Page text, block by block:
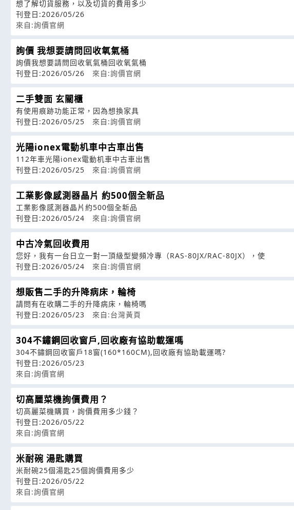
想了解切貨服務，以及切貨的費用多少
刊登日:2026/05/26
來自:詢價官網
詢價 我想要請問回收氧氣桶
詢價我想要請問回收氧氣桶回收氧氣桶
刊登日:2026/05/26
來自:詢價官網
二手雙面 玄關櫃
有使用痕跡功能正常，因為想換家具
刊登日:2026/05/25
來自:詢價官網
光陽ionex電動机車中古車出售
112年車光陽ionex電動机車中古車出售
刊登日:2026/05/25
來自:詢價官網
工業影像感測器晶片 約500個全新品
工業影像感測器晶片約500個全新品
刊登日:2026/05/24
來自:詢價官網
中古冷氣回收費用
您好，我有一台日立一對一頂級型變頻冷專（RAS-80JX/RAC-80JX），使
刊登日:2026/05/24
來自:詢價官網
想販售二手的升降病床，輪椅
請問有在收購二手的升降病床，輪椅嗎
刊登日:2026/05/23
來自:台灣黃頁
304不鏽鋼回收窗戶,回收廠有協助載運嗎
304不鏽鋼回收窗戶18窗(160*160CM),回收廠有協助載運嗎?
刊登日:2026/05/23
來自:詢價官網
切高麗菜機詢價費用？
切高麗菜機購買，詢價費用多少錢？
刊登日:2026/05/22
來自:詢價官網
米耐碗 湯匙購買
米耐碗25個湯匙25個詢價費用多少
刊登日:2026/05/22
來自:詢價官網